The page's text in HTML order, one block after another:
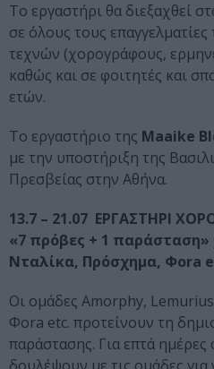
Το εργαστήρι θα διεξαχθεί
σε όλους τους
τεχνών (χορογράφους,
καθώς και σε φοιτητές και
ετών.
Το εργαστήριο της Maaike
με την υποστήριξη της
Πρεσβείας στην Αθήνα.
13.7 – 21.07 ΕΡΓΑΣΤΗΡΙ
«7 πρόβες + 1
Νταλίκα, Πρόσχημα, Φοra
Oι ομάδες Amorphy,
Φora etc. προτείνουν τη
παράστασης. Για επτά ημέρες